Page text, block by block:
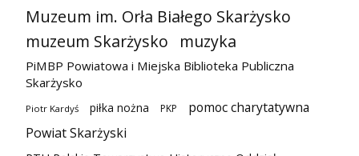
Muzeum im. Orła Białego Skarżysko
muzeum Skarżysko
muzyka
PiMBP Powiatowa i Miejska Biblioteka Publiczna
Skarżysko
Piotr Kardyś piłka nożna PKP
pomoc charytatywna
Powiat Skarżyski